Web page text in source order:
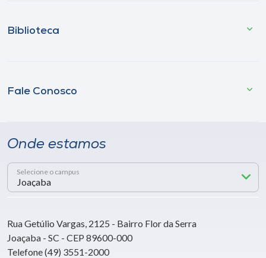
Biblioteca
Fale Conosco
Onde estamos
Selecione o campus
Rua Getúlio Vargas, 2125 - Bairro Flor da Serra
Joaçaba - SC - CEP 89600-000
Telefone (49) 3551-2000